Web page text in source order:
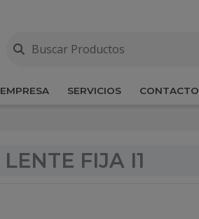
EMPRESA SERVICIOS CONTACTO
LENTE FIJA I1